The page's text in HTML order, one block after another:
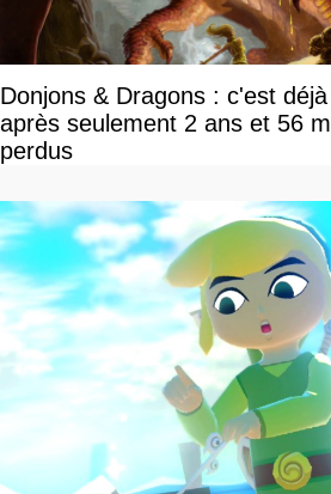
Donjons & Dragons : c'est
après seulement 2 ans et 56
perdus